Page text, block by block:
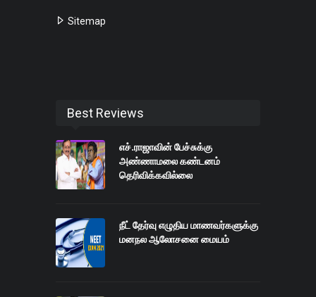
Sitemap
Best Reviews
எச்.ராஜாவின் பேச்சுக்கு
அண்ணாமலை கண்டனம்
தெரிவிக்கவில்லை
நீட் தேர்வு எழுதிய மாணவர்களுக்கு
மனநல ஆலோசனை மையம்